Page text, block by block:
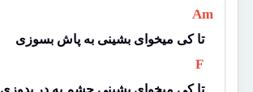
Am
تا کی میخوای بشینی به پاش بسوزی
F